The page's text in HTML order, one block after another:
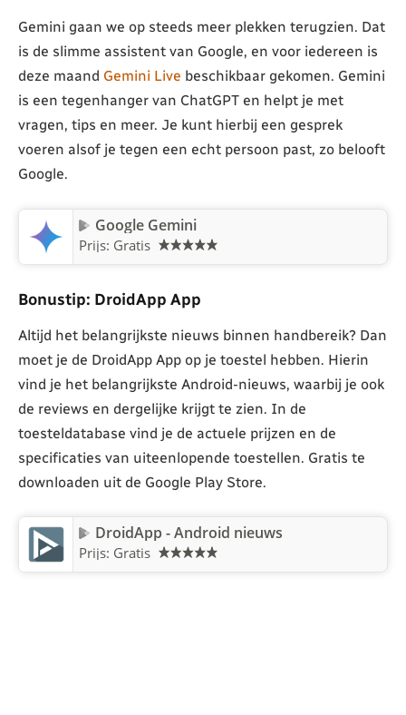
Gemini gaan we op steeds meer plekken terugzien. Dat
is de slimme assistent van Google, en voor iedereen is
deze maand Gemini Live beschikbaar gekomen. Gemini
is een tegenhanger van ChatGPT en helpt je met
vragen, tips en meer. Je kunt hierbij een gesprek
voeren alsof je tegen een echt persoon past, zo belooft
Google.
Google Gemini
Prijs: Gratis
Bonustip: DroidApp App
Altijd het belangrijkste nieuws binnen handbereik? Dan
moet je de DroidApp App op je toestel hebben. Hierin
vind je het belangrijkste Android-nieuws, waarbij je ook
de reviews en dergelijke krijgt te zien. In de
toesteldatabase vind je de actuele prijzen en de
specificaties van uiteenlopende toestellen. Gratis te
downloaden uit de Google Play Store.
DroidApp - Android nieuws
Prijs: Gratis